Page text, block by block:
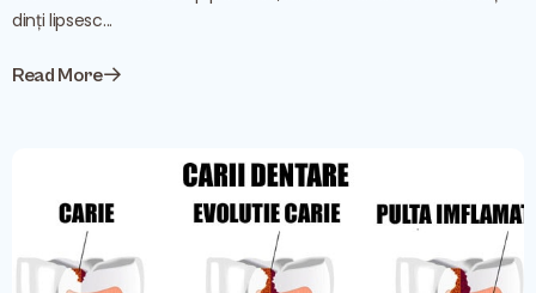
dinți lipsesc...
Read More